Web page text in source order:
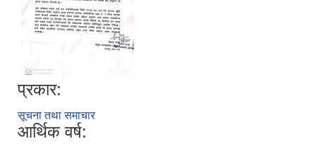
प्रकार:
सूचना तथा समाचार
आर्थिक वर्ष: